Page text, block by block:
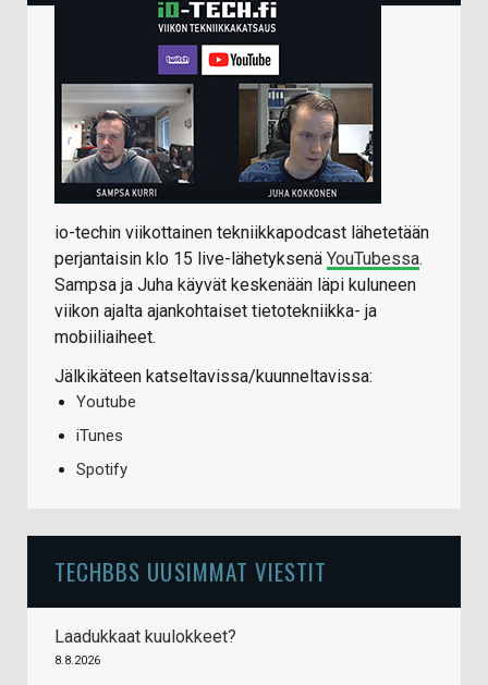
io-techin viikottainen tekniikkapodcast lähetetään
perjantaisin klo 15 live-lähetyksenä YouTubessa.
Sampsa ja Juha käyvät keskenään läpi kuluneen
viikon ajalta ajankohtaiset tietotekniikka- ja
mobiiliaiheet.
Jälkikäteen katseltavissa/kuunneltavissa:
Youtube
iTunes
Spotify
TECHBBS UUSIMMAT VIESTIT
Laadukkaat kuulokkeet?
8.8.2026